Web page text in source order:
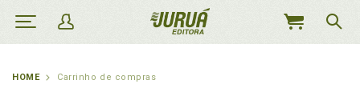
MEU
HOME Carrinho de compras